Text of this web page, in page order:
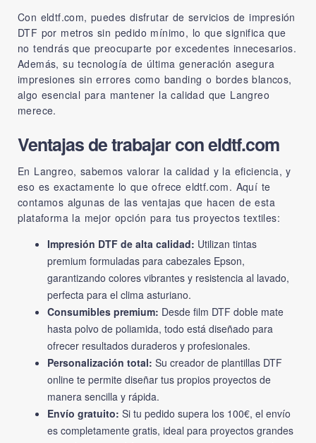
Con eldtf.com, puedes disfrutar de servicios de impresión
DTF por metros sin pedido mínimo, lo que significa que
no tendrás que preocuparte por excedentes innecesarios.
Además, su tecnología de última generación asegura
impresiones sin errores como banding o bordes blancos,
algo esencial para mantener la calidad que Langreo
merece.
Ventajas de trabajar con eldtf.com
En Langreo, sabemos valorar la calidad y la eficiencia, y
eso es exactamente lo que ofreceeldtf.com. Aquí te
contamos algunas de las ventajas que hacen de esta
plataforma la mejor opción para tus proyectos textiles:
Impresión DTF de alta calidad: Utilizan tintas
premium formuladas para cabezales Epson,
garantizando colores vibrantes y resistencia al lavado,
perfecta para el clima asturiano.
Consumibles premium: Desde film DTF doble mate
hasta polvo de poliamida, todo está diseñado para
ofrecer resultados duraderos y profesionales.
Personalización total: Su creador de plantillas DTF
online te permite diseñar tus propios proyectos de
manera sencilla y rápida.
Envío gratuito: Si tu pedido supera los 100€, el envío
es completamente gratis, ideal para proyectos grandes